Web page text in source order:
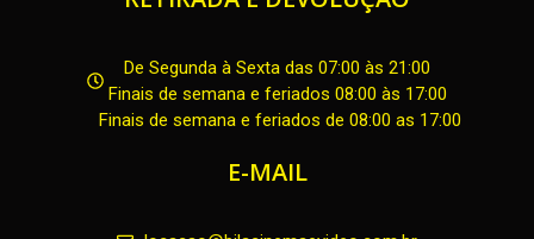
De Segunda à Sexta das 07:00 às 21:00
Finais de semana e feriados 08:00 às 17:00
Finais de semana e feriados de 08:00 as 17:00
E-MAIL